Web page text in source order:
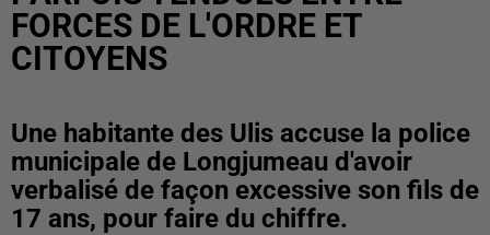
FORCES DE L'ORDRE ET
CITOYENS
Une habitante des Ulis accuse la police
municipale de Longjumeau d'avoir
verbalisé de façon excessive son fils de
17 ans, pour faire du chiffre.